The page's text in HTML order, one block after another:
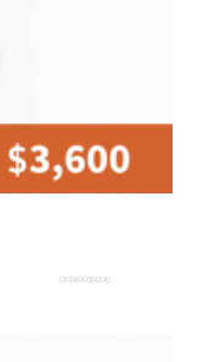
O0540016000